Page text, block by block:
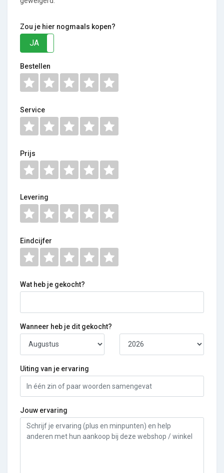
Zou je hier nogmaals kopen?
JA
Bestellen
Service
Prijs
Levering
Eindcijfer
Wat heb je gekocht?
Wanneer heb je dit gekocht?
Uiting van je ervaring
Jouw ervaring